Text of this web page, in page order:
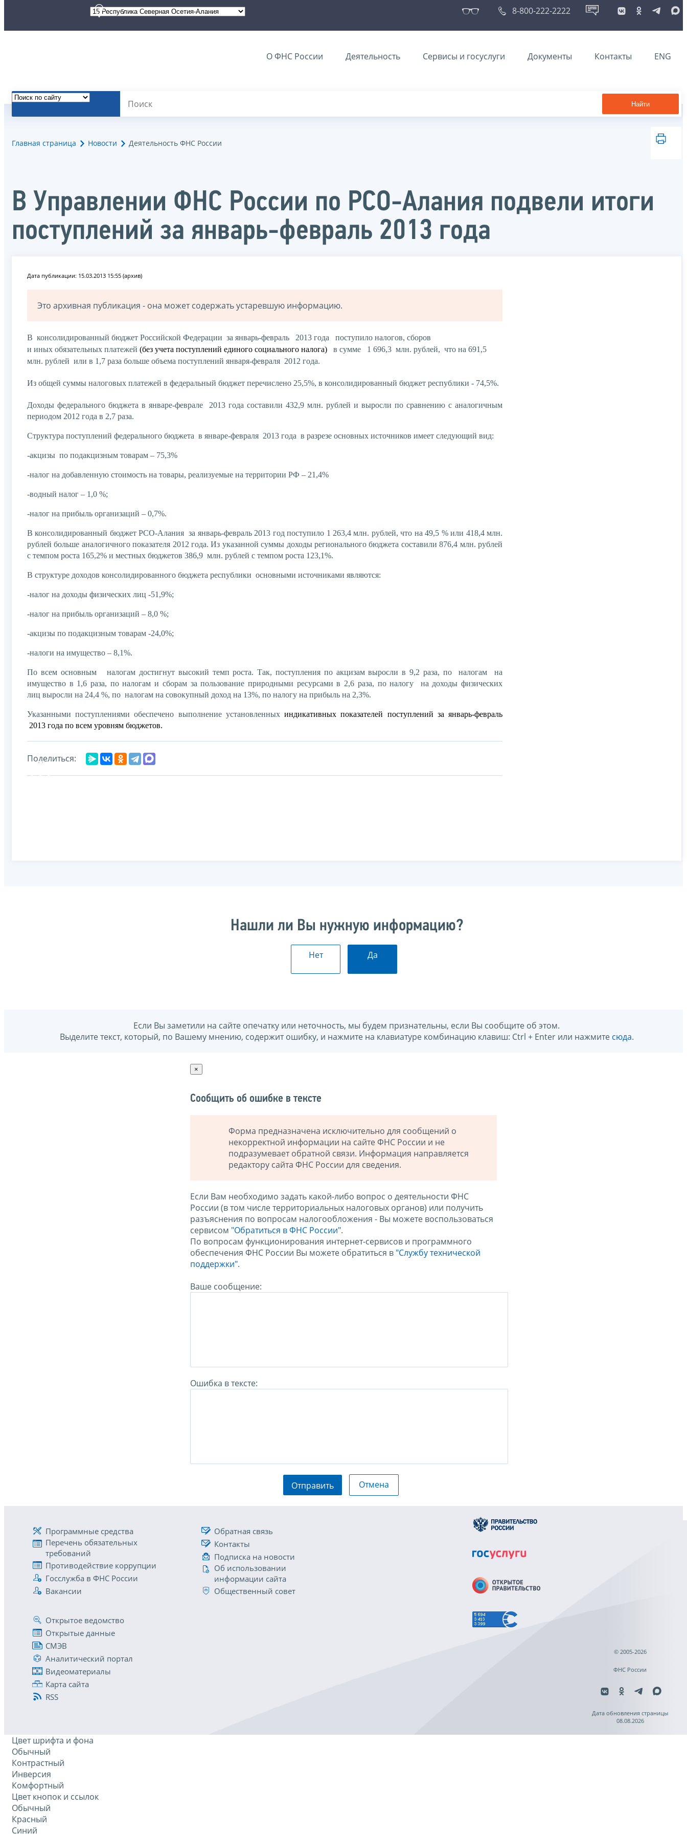
8-800-222-2222
О ФНС России Деятельность Сервисы и госуслуги Документы Контакты ENG
Найти
Главная страница Новости Деятельность ФНС России
В Управлении ФНС России по РСО-Алания подвели итоги
поступлений за январь-февраль 2013 года
Дата публикации: 15.03.2013 15:55 (архив)
Это архивная публикация - она может содержать устаревшую информацию.
В консолидированный бюджет Российской Федерации за январь-февраль 2013 года поступило налогов, сборов
и иных обязательных платежей (без учета поступлений единого социального налога)
в сумме 1 696,3 млн. рублей, что на 691,5
млн. рублей или в 1,7 раза больше объема поступлений января-февраля 2012 года.
Из общей суммы налоговых платежей в федеральный бюджет перечислено 25,5%, в консолидированный бюджет республики - 74,5%.
Доходы федерального бюджета в январе-феврале 2013 года составили 432,9 млн. рублей и выросли по сравнению с аналогичным
периодом 2012 года в 2,7 раза.
Структура поступлений федерального бюджета в январе-февраля 2013 года в разрезе основных источников имеет следующий вид:
-акцизы по подакцизным товарам – 75,3%
-налог на добавленную стоимость на товары, реализуемые на территории РФ – 21,4%
-водный налог – 1,0 %;
-налог на прибыль организаций – 0,7%.
В консолидированный бюджет РСО-Алания за январь-февраль 2013 год поступило 1 263,4 млн. рублей, что на 49,5 % или 418,4 млн.
рублей больше аналогичного показателя 2012 года.Из указанной суммы доходырегионального бюджета составили 876,4 млн. рублей
с темпом роста 165,2% и местных бюджетов 386,9 млн. рублей с темпом роста 123,1%.
В структуре доходов консолидированного бюджета республики основными источниками являются:
-налог на доходы физических лиц -51,9%;
-налог на прибыль организаций – 8,0 %;
-акцизы по подакцизным товарам -24,0%;
-налоги на имущество – 8,1%.
По всем основным налогам достигнут высокий темп роста. Так, поступления по акцизам выросли в 9,2 раза, по налогам на
имущество в 1,6 раза, по налогам и сборам за пользование природными ресурсами в 2,6 раза, по налогу на доходы физических
лиц выросли на 24,4 %, по налогам на совокупный доход на 13%, по налогу на прибыль на 2,3%.
Указанными поступлениями обеспечено выполнение установленныхиндикативных показателей поступлений за январь-февраль
2013 года по всем уровням бюджетов.
Поделиться:
Нашли ли Вы нужную информацию?
Нет Да
Если Вы заметили на сайте опечатку или неточность, мы будем признательны, если Вы сообщите об этом.
Выделите текст, который, по Вашему мнению, содержит ошибку, и нажмите на клавиатуре комбинацию клавиш: Ctrl + Enter или нажмите сюда.
×
Сообщить об ошибке в тексте
Форма предназначена исключительно для сообщений о
некорректной информации на сайте ФНС России и не
подразумевает обратной связи. Информация направляется
редактору сайта ФНС России для сведения.
Если Вам необходимо задать какой-либо вопрос о деятельности ФНС
России (в том числе территориальных налоговых органов) или получить
разъяснения по вопросам налогообложения - Вы можете воспользоваться
сервисом "Обратиться в ФНС России".
По вопросам функционирования интернет-сервисов и программного
обеспечения ФНС России Вы можете обратиться в "Службу технической
поддержки".
Ваше сообщение:
Ошибка в тексте:
Отправить Отмена
Программные средства
Перечень обязательных
требований
Противодействие коррупции
Госслужба в ФНС России
Вакансии
Обратная связь
Контакты
Подписка на новости
Об использовании
информации сайта
Общественный совет
Открытое ведомство
Открытые данные
СМЭВ
Аналитический портал
Видеоматериалы
Карта сайта
RSS
© 2005-2026
ФНС России
Дата обновления страницы
08.08.2026
Цвет шрифта и фона
Обычный
Контрастный
Инверсия
Комфортный
Цвет кнопок и ссылок
Обычный
Красный
Синий